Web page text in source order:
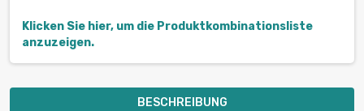
Klicken Sie hier, um die Produktkombinationsliste
anzuzeigen.
BESCHREIBUNG